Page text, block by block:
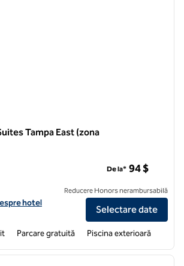
Tampa East (zona
Hampton Inn & Suites Tampa East (zona
hotel
De la* 94 $
Reducere Honors nerambursabilă
Selectare date
Parcare gratuită Piscina exterioară